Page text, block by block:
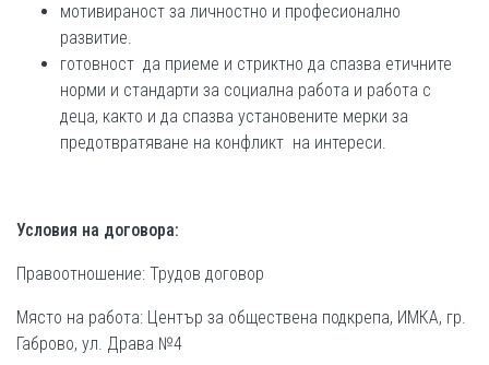
мотивираност за личностно и професионално
развитие.
готовност да приеме и стриктно да спазва етичните
норми и стандарти за социална работа и работа с
деца, както и да спазва установените мерки за
предотвратяване на конфликт на интереси.
Условия на договора:
Правоотношение: Трудов договор
Място на работа: Център за обществена подкрепа, ИМКА, гр.
Габрово, ул. Драва №4